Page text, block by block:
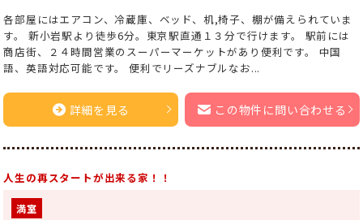
各部屋にはエアコン、冷蔵庫、ベッド、机,椅子、棚が備えられていま
す。 新小岩駅より徒歩6分。東京駅直通１３分で行けます。 駅前には
商店街、２４時間営業のスーパーマーケットがあり便利です。 中国
語、英語対応可能です。 便利でリーズナブルなお...
詳細を見る この物件に問い合わせる
人生の再スタートが出来る家！！
満室